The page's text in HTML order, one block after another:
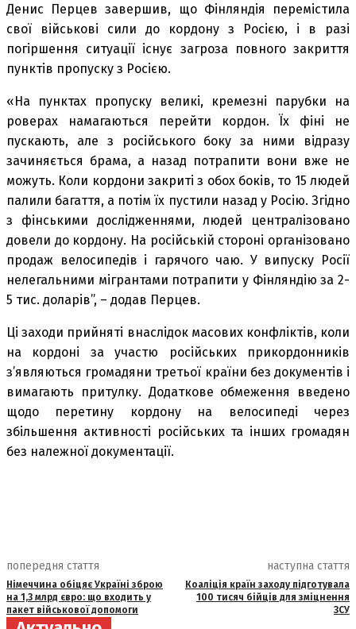
Денис Перцев завершив, що Фінляндія перемістила
свої військові сили до кордону з Росією, і в разі
погіршення ситуації існує загроза повного закриття
пунктів пропуску з Росією.
«На пунктах пропуску великі, кремезні парубки на
роверах намагаються перейти кордон. Їх фіні не
пускають, але з російського боку за ними відразу
зачиняється брама, а назад потрапити вони вже не
можуть. Коли кордони закриті з обох боків, то 15 людей
палили багаття, а потім їх пустили назад у Росію. Згідно
з фінськими дослідженнями, людей централізовано
довели до кордону. На російській стороні організовано
продаж велосипедів і гарячого чаю. У випуску Росії
нелегальними мігрантами потрапити у Фінляндію за 2-
5 тис. доларів”, – додав Перцев.
Ці заходи прийняті внаслідок масових конфліктів, коли
на кордоні за участю російських прикордонників
з’являються громадяни третьої країни без документів і
вимагають притулку. Додаткове обмеження введено
щодо перетину кордону на велосипеді через
збільшення активності російських та інших громадян
без належної документації.
попередня стаття
Німеччина обіцяє Україні зброю
на 1,3 млрд євро: що входить у
пакет військової допомоги
наступна стаття
Коаліція країн заходу підготувала
100 тисяч бійців для зміцнення
ЗСУ